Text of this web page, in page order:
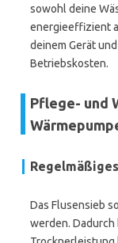
sowohl deine
energieeffizient
deinem Gerät
Betriebskosten.
Pflege- und
Das Flusensieb
werden.